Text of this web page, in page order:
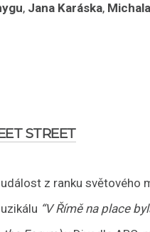
, Jana Karáska,
STREET
z ranku světového
“V Římě na place